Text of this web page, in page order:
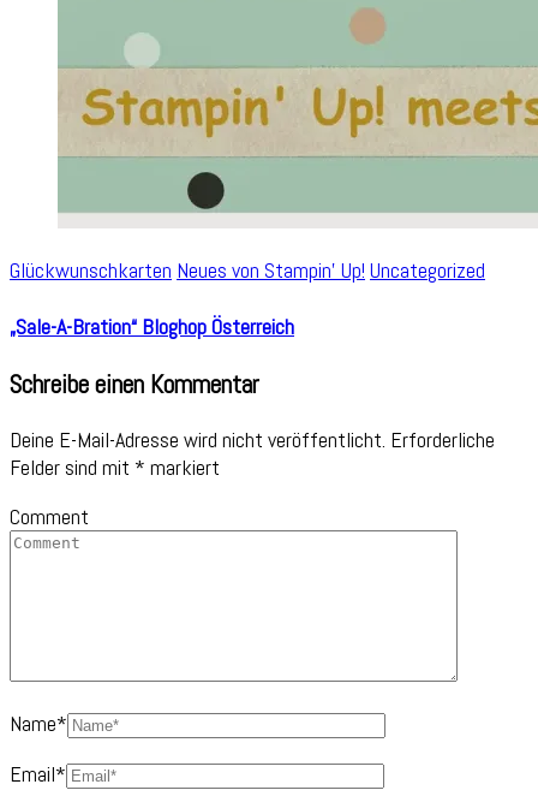
Glückwunschkarten Neues von Stampin' Up! Uncategorized
„Sale-A-Bration“ Bloghop Österreich
Schreibe einen Kommentar
Deine E-Mail-Adresse wird nicht veröffentlicht. Erforderliche
Felder sind mit * markiert
Comment
Name*
Email*